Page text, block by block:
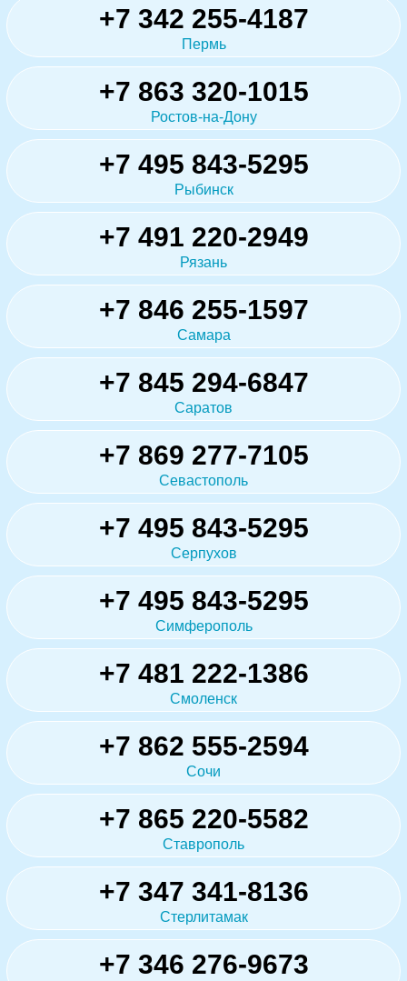
+7 342 255-4187
Пермь
+7 863 320-1015
Ростов-на-Дону
+7 495 843-5295
Рыбинск
+7 491 220-2949
Рязань
+7 846 255-1597
Самара
+7 845 294-6847
Саратов
+7 869 277-7105
Севастополь
+7 495 843-5295
Серпухов
+7 495 843-5295
Симферополь
+7 481 222-1386
Смоленск
+7 862 555-2594
Сочи
+7 865 220-5582
Ставрополь
+7 347 341-8136
Стерлитамак
+7 346 276-9673